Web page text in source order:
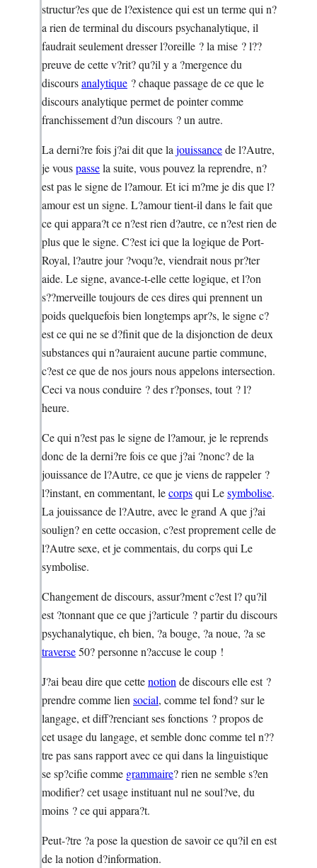
structur?es que de l?existence qui est un terme qui n?
a rien de terminal du discours psychanalytique, il
faudrait seulement dresser l?oreille ? la mise ? l??
preuve de cette v?rit? qu?il y a ?mergence du
discoursanalytique ? chaque passage de ce que le
discours analytique permet de pointer comme
franchissement d?un discours ? un autre.
La derni?re fois j?ai dit que la jouissancede l?Autre,
je vouspassela suite, vous pouvez la reprendre, n?
est pas le signe de l?amour. Et ici m?me je dis que l?
amour est un signe. L?amour tient-il dans le fait que
ce qui appara?t ce n?est rien d?autre, ce n?est rien de
plus que le signe. C?est ici que la logique de Port-
Royal, l?autre jour ?voqu?e, viendrait nous pr?ter
aide. Le signe, avance-t-elle cette logique, et l?on
s??merveille toujours de ces dires qui prennent un
poids quelquefois bien longtemps apr?s, le signe c?
est ce qui ne se d?finit que de la disjonction de deux
substances qui n?auraient aucune partie commune,
c?est ce que de nos jours nous appelons intersection.
Ceci va nous conduire ? des r?ponses, tout ? l?
heure.
Ce qui n?est pas le signe de l?amour, je le reprends
donc de la derni?re fois ce que j?ai ?nonc? de la
jouissance de l?Autre, ce que je viens de rappeler ?
l?instant, en commentant, lecorpsqui Lesymbolise.
La jouissance de l?Autre, avec le grand A que j?ai
soulign? en cette occasion, c?est proprement celle de
l?Autre sexe, et je commentais, du corps qui Le
symbolise.
Changement de discours, assur?ment c?est l? qu?il
est ?tonnant que ce que j?articule ? partir du discours
psychanalytique, eh bien, ?a bouge, ?a noue, ?a se
traverse50? personne n?accuse le coup !
J?ai beau dire que cettenotion de discours elle est ?
prendre comme lien social, comme tel fond? sur le
langage, et diff?renciant ses fonctions ? propos de
cet usage du langage, et semble donc comme tel n??
tre pas sans rapport avec ce qui dans la linguistique
se sp?cifie comme grammaire? rien ne semble s?en
modifier? cet usage instituant nul ne soul?ve, du
moins ? ce qui appara?t.
Peut-?tre ?a pose la question de savoir ce qu?il en est
de la notion d?information.